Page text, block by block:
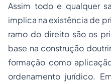
Assim todo e qualquer
implica na existência de
ramo do direito são os
base na construção
formação como
ordenamento jurídico.